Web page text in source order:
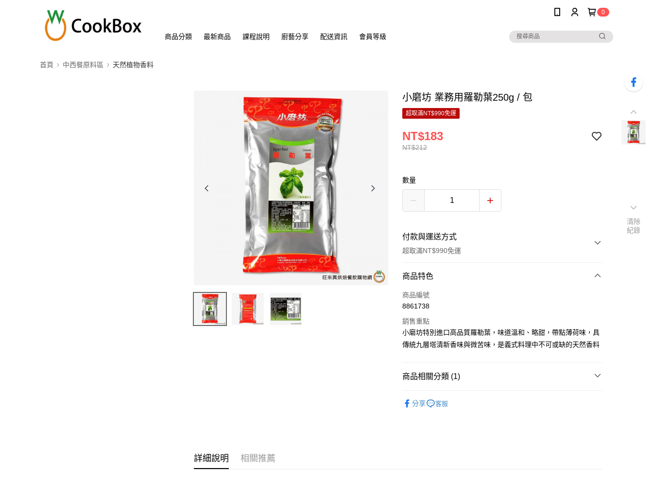
0
商品分類 最新商品 課程說明 廚藝分享 配送資訊 會員等級
首頁 中西餐原料區 天然植物香料
小磨坊 業務用羅勒葉250g / 包
超取滿NT$990免運
NT$212
NT$183
數量
付款與運送方式
超取滿NT$990免運
付款方式
信用卡一次付款
LINE Pay
Apple Pay
全盈+PAY
商品特色
商品編號
8861738
銷售重點
小磨坊特別進口高品質羅勒葉，味道溫和、略甜，帶點薄荷味，具
傳統九層塔清新香味與微苦味，是義式料理中不可或缺的天然香料
商品相關分類 (1)
分享
客服
詳細說明 相關推薦
清除
紀錄